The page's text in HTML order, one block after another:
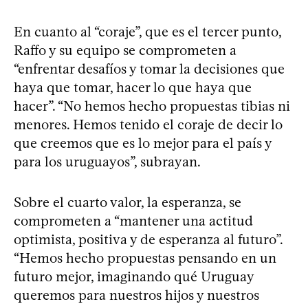
En cuanto al “coraje”, que es el tercer punto,
Raffo y su equipo se comprometen a
“enfrentar desafíos y tomar la decisiones que
haya que tomar, hacer lo que haya que
hacer”. “No hemos hecho propuestas tibias ni
menores. Hemos tenido el coraje de decir lo
que creemos que es lo mejor para el país y
para los uruguayos”, subrayan.
Sobre el cuarto valor, la esperanza, se
comprometen a “mantener una actitud
optimista, positiva y de esperanza al futuro”.
“Hemos hecho propuestas pensando en un
futuro mejor, imaginando qué Uruguay
queremos para nuestros hijos y nuestros